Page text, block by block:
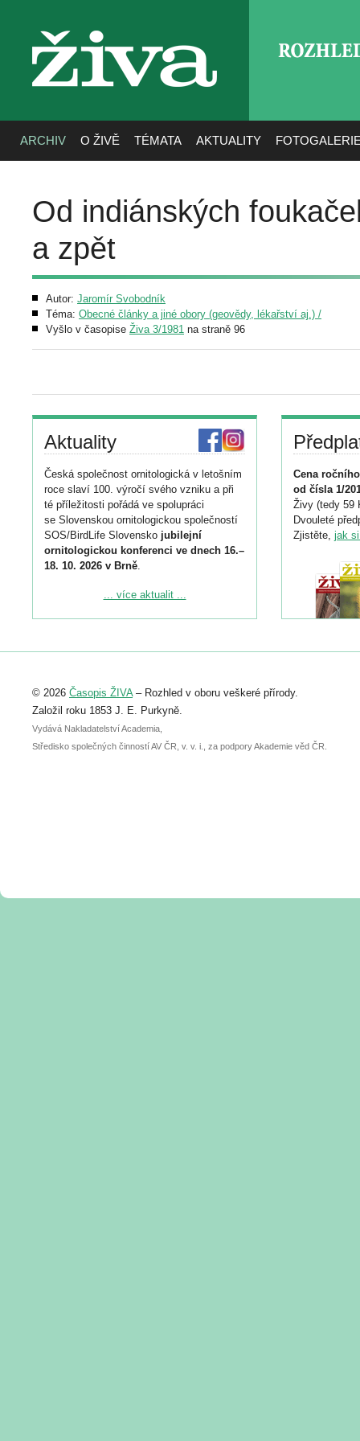
živa
ARCHIV O ŽIVĚ TÉMATA AKTUALITY
Od indiánských
a zpět
Autor: Jaromír Svobodník
Téma: Obecné články a jiné obory (geovědy, lékařství aj.) /
Vyšlo v časopise Živa 3/1981 na straně 96
Aktuality
Česká společnost ornitologická v letošním
roce slaví 100. výročí svého vzniku a při
té příležitosti pořádá ve spolupráci
se Slovenskou ornitologickou společností
SOS/BirdLife Slovensko jubilejní
ornitologickou konferenci ve dnech 16.–
18. 10. 2026 v Brně.
Podrobnější informace ke konferenci
Registrovat se můžete do 6. září.
abstraktu přihlášené přednášky nebo
posteru je už 30. června.
... více aktualit ...
Cena
od čísla 1/
Živy (tedy 59
Dvouleté
Zjistěte, jak
© 2026 Časopis ŽIVA– Rozhled v oboru veškeré přírody.
Založil roku 1853 J. E. Purkyně.
Vydává Nakladatelství Academia,
Středisko společných činností AV ČR, v. v. i., za podpory Akademie věd ČR.